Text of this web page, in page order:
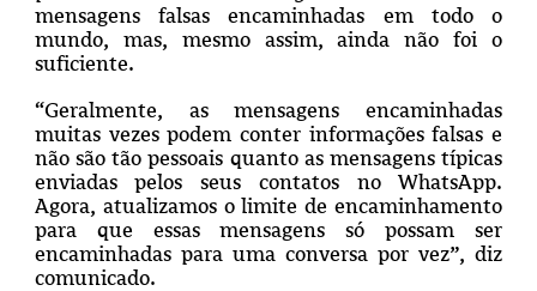
mensagens falsas encaminhadas em todo o
mundo, mas, mesmo assim, ainda não foi o
suficiente.
“Geralmente, as mensagens encaminhadas
muitas vezes podem conter informações falsas e
não são tão pessoais quanto as mensagens típicas
enviadas pelos seus contatos no WhatsApp.
Agora, atualizamos o limite de encaminhamento
para que essas mensagens só possam ser
encaminhadas para uma conversa por vez”, diz
comunicado.